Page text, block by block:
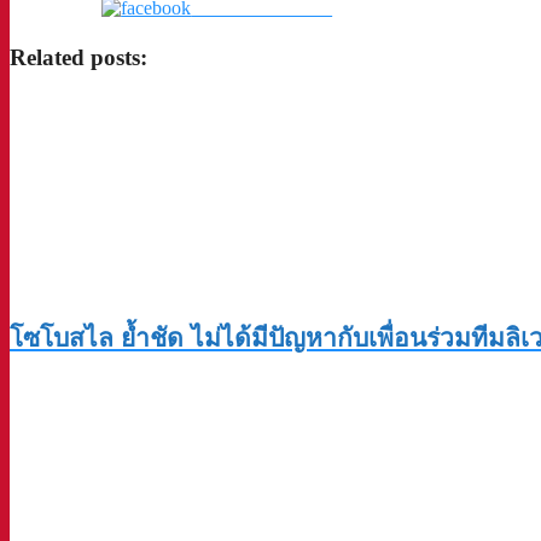
Related posts:
โซโบสไล ย้ำชัด ไม่ได้มีปัญหากับเพื่อนร่วมทีมลิเ